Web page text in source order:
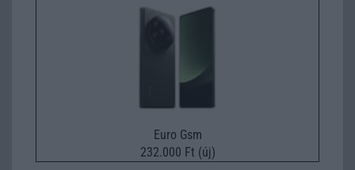
Euro Gsm
232.000 Ft (új)